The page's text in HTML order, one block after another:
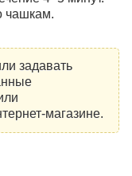
чашкам.
задавать
магазине.